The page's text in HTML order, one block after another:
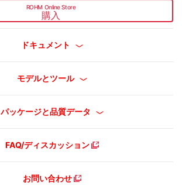
ROHM Online Store
購入
ドキュメント
モデルとツール
パッケージと品質データ
FAQ/ディスカッション
お問い合わせ